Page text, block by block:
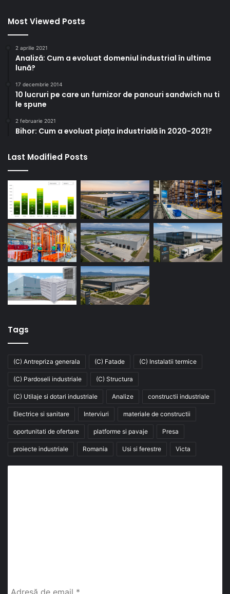
Most Viewed Posts
2 aprilie 2021
Analiză: Cum a evoluat domeniul industrial în ultima
lună?
17 decembrie 2014
10 lucruri pe care un furnizor de panouri sandwich nu ti
le spune
2 februarie 2021
Bihor: Cum a evoluat piața industrială în 2020-2021?
Last Modified Posts
Tags
(C) Antrepriza generala (C) Fatade (C) Instalatii termice
(C) Pardoseli industriale (C) Structura
(C) Utilaje si dotari industriale Analize constructii industriale
Electrice si sanitare Interviuri materiale de constructii
oportunitati de ofertare platforme si pavaje Presa
proiecte industriale Romania Usi si ferestre Victa